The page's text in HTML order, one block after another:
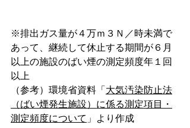
※排出ガス量が４万ｍ３Ｎ／時未満で
あって、継続して休止する期間が６月
以上の施設のばい煙の測定頻度年１回
以上
（参考）環境省資料「 大気汚染防止法
（ばい煙発生施設）に係る測定項目・
測定頻度について 」より作成